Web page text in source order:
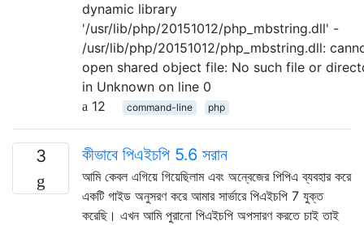
dynamic library
'/usr/lib/php/20151012/php_mbstring.dll' -
/usr/lib/php/20151012/php_mbstring.dll:
open shared object file: No such file or
in Unknown on line 0
12
command-line php
3 কীভাবে পিএইচপি 5.6 সরান
আমি কেবল এগিয়ে গিয়েছিলাম এবং অন্বেজের পিপিএ ব্যবহার করে
একটি গাইড অনুসরণ করে আমার সার্ভারে পিএইচপি 7 যুক্ত
করেছি। এখন আমি পুরানো পিএইচপি অপসারণ করতে চাই তাই